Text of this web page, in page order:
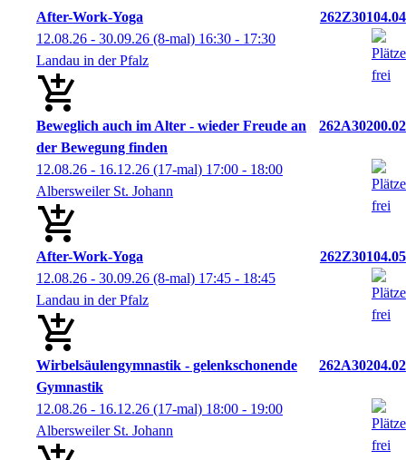
After-Work-Yoga
262Z30104.04
12.08.26 - 30.09.26 (8-mal) 16:30 - 17:30
Landau in der Pfalz
Beweglich auch im Alter - wieder Freude an
der Bewegung finden
262A30200.02
12.08.26 - 16.12.26 (17-mal) 17:00 - 18:00
Albersweiler St. Johann
After-Work-Yoga
262Z30104.05
12.08.26 - 30.09.26 (8-mal) 17:45 - 18:45
Landau in der Pfalz
Wirbelsäulengymnastik - gelenkschonende
Gymnastik
262A30204.02
12.08.26 - 16.12.26 (17-mal) 18:00 - 19:00
Albersweiler St. Johann